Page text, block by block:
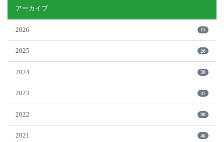
アーカイブ
2026 15
2025 20
2024 30
2023 37
2022 90
2021 46